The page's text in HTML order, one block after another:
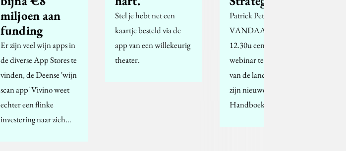
miljoen aan
funding
Er zijn veel wijn apps in
de diverse App Stores te
vinden, de Deense 'wijn
scan app' Vivino weet
echter een flinke
investering naar zich…
Stel je hebt net een
kaartje besteld via de
app van een willekeurig
theater.
Patrick Petersen geeft
VANDAAG OM
12.30u een gratis lunch-
webinar ter gelegenheid
van de lancering van
zijn nieuwe boek:
Handboek Content…